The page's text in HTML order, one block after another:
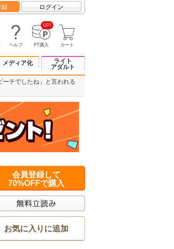
録 ログイン
ヘルプ
UP!
PT購入 カート
メディア化
ライト
アダルト
ーチでしたね」と言われる
会員登録して
70%OFFで購入
お気に入りに追加